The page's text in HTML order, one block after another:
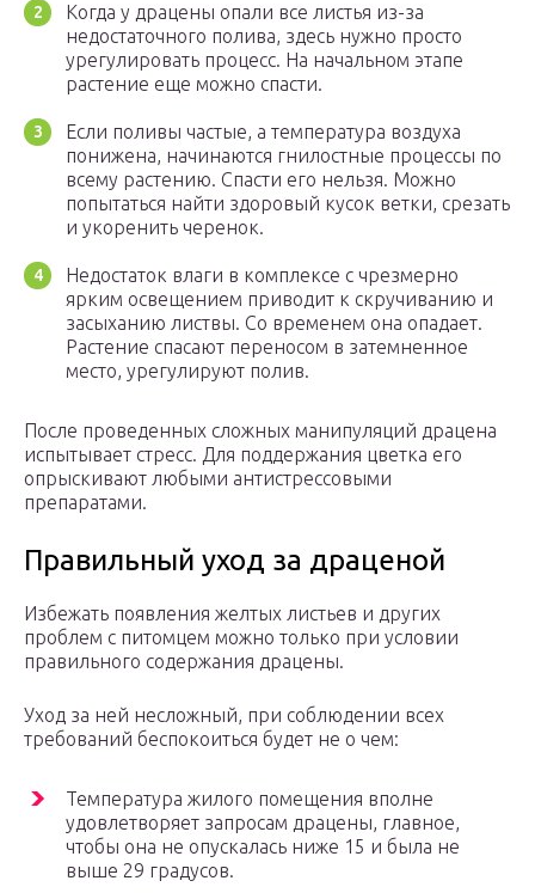
Когда у драцены опали все листья из-за
недостаточного полива, здесь нужно просто
урегулировать процесс. На начальном этапе
растение еще можно спасти.
Если поливы частые, а температура воздуха
понижена, начинаются гнилостные процессы по
всему растению. Спасти его нельзя. Можно
попытаться найти здоровый кусок ветки, срезать
и укоренить черенок.
Недостаток влаги в комплексе с чрезмерно
ярким освещением приводит к скручиванию и
засыханию листвы. Со временем она опадает.
Растение спасают переносом в затемненное
место, урегулируют полив.
После проведенных сложных манипуляций драцена
испытывает стресс. Для поддержания цветка его
опрыскивают любыми антистрессовыми
препаратами.
Правильный уход за драценой
Избежать появления желтых листьев и других
проблем с питомцем можно только при условии
правильного содержания драцены.
Уход за ней несложный, при соблюдении всех
требований беспокоиться будет не о чем:
Температура жилого помещения вполне
удовлетворяет запросам драцены, главное,
чтобы она не опускалась ниже 15 и была не
выше 29 градусов.